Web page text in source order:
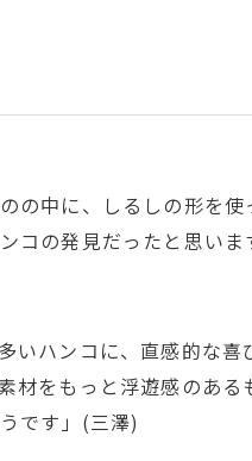
の中に、しるしの形を使
コの発見だったと思いま
いハンコに、直感的な喜
材をもっと浮遊感のある
です」(三澤)